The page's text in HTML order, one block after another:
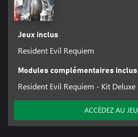
Jeux inclus
Resident Evil Requiem
Modules complémentaires inclus
Resident Evil Requiem - Kit Deluxe
ACCÉDEZ AU JEU